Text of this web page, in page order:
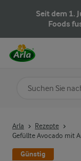
Seit dem 1.
Foods
Arla
Rezepte
Gefüllte Avocado mit
Günstig
Nach Kategorie